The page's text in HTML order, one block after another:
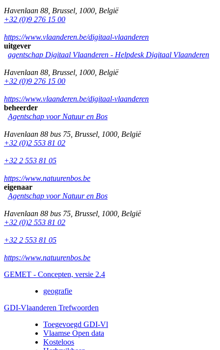
Havenlaan 88 Brussel 1000 België
+32 (0)9 276 15 00
https://www.vlaanderen.be/digitaal-vlaanderen
uitgever
agentschap Digitaal Vlaanderen - Helpdesk Digitaal Vlaanderen
Havenlaan 88 Brussel 1000 België
+32 (0)9 276 15 00
https://www.vlaanderen.be/digitaal-vlaanderen
beheerder
Agentschap voor Natuur en Bos
Havenlaan 88 bus 75 Brussel 1000 België
+32 (0)2 553 81 02
+32 2 553 81 05
https://www.natuurenbos.be
eigenaar
Agentschap voor Natuur en Bos
Havenlaan 88 bus 75 Brussel 1000 België
+32 (0)2 553 81 02
+32 2 553 81 05
https://www.natuurenbos.be
GEMET - Concepten, versie 2.4
geografie
GDI-Vlaanderen Trefwoorden
Toegevoegd GDI-Vl
Vlaamse Open data
Kosteloos